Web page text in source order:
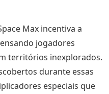
Max incentiva a
jogadores
territórios inexplorados.
durante essas
especiais que